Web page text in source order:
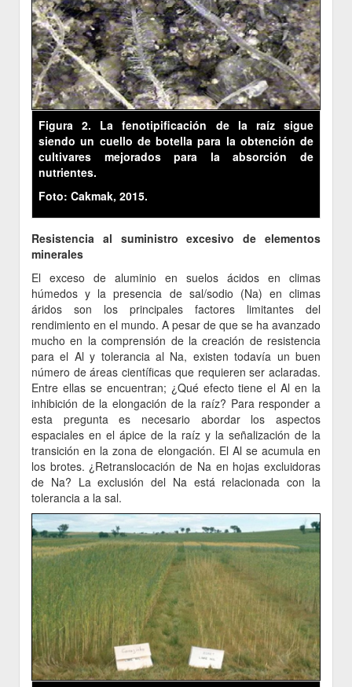
Figura 2. La fenotipificación de la raíz sigue
siendo un cuello de botella para la obtención de
cultivares mejorados para la absorción de
nutrientes.
Foto: Cakmak, 2015.
Resistencia al suministro excesivo de elementos
minerales
El exceso de aluminio en suelos ácidos en climas
húmedos y la presencia de sal/sodio (Na) en climas
áridos son los principales factores limitantes del
rendimiento en el mundo. A pesar de que se ha avanzado
mucho en la comprensión de la creación de resistencia
para el Al y tolerancia al Na, existen todavía un buen
número de áreas científicas que requieren ser aclaradas.
Entre ellas se encuentran; ¿Qué efecto tiene el Al en la
inhibición de la elongación de la raíz? Para responder a
esta pregunta es necesario abordar los aspectos
espaciales en el ápice de la raíz y la señalización de la
transición en la zona de elongación. El Al se acumula en
los brotes. ¿Retranslocación de Na en hojas excluidoras
de Na? La exclusión del Na está relacionada con la
tolerancia a la sal.